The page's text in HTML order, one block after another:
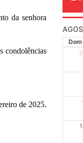
da senhora
condolências
de 2025.
Dom